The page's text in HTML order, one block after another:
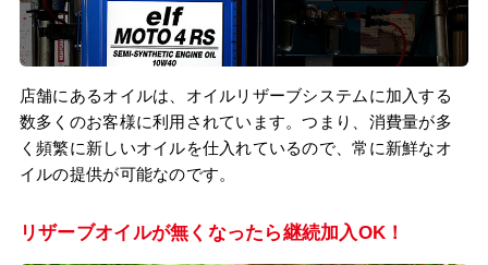
店舗にあるオイルは、オイルリザーブシステムに加入する
数多くのお客様に利用されています。つまり、消費量が多
く頻繁に新しいオイルを仕入れているので、常に新鮮なオ
イルの提供が可能なのです。
リザーブオイルが無くなったら継続加入OK！